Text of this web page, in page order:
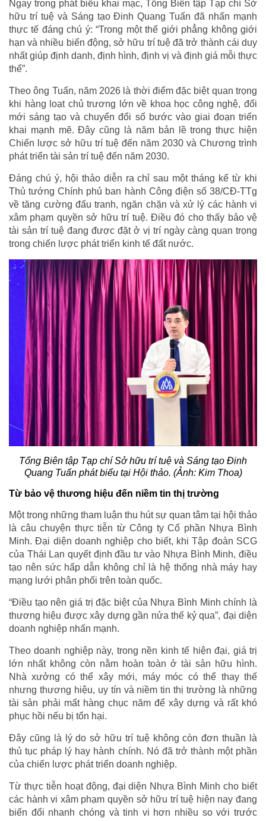
Ngay trong phát biểu khai mạc, Tổng Biên tập Tạp chí Sở
hữu trí tuệ và Sáng tạo Đinh Quang Tuấn đã nhấn mạnh
thực tế đáng chú ý: “Trong một thế giới phẳng không giới
hạn và nhiều biến động, sở hữu trí tuệ đã trở thành cái duy
nhất giúp định danh, định hình, định vị và định giá mỗi thực
thể”.
Theo ông Tuấn, năm 2026 là thời điểm đặc biệt quan trọng
khi hàng loạt chủ trương lớn về khoa học công nghệ, đổi
mới sáng tạo và chuyển đổi số bước vào giai đoạn triển
khai mạnh mẽ. Đây cũng là năm bản lề trong thực hiện
Chiến lược sở hữu trí tuệ đến năm 2030 và Chương trình
phát triển tài sản trí tuệ đến năm 2030.
Đáng chú ý, hội thảo diễn ra chỉ sau một tháng kể từ khi
Thủ tướng Chính phủ ban hành Công điện số 38/CĐ-TTg
về tăng cường đấu tranh, ngăn chặn và xử lý các hành vi
xâm phạm quyền sở hữu trí tuệ. Điều đó cho thấy bảo vệ
tài sản trí tuệ đang được đặt ở vị trí ngày càng quan trọng
trong chiến lược phát triển kinh tế đất nước.
Tổng Biên tập Tạp chí Sở hữu trí tuệ và Sáng tạo Đinh
Quang Tuấn phát biểu tại Hội thảo. (Ảnh: Kim Thoa)
Từ bảo vệ thương hiệu đến niềm tin thị trường
Một trong những tham luận thu hút sự quan tâm tại hội thảo
là câu chuyện thực tiễn từ Công ty Cổ phần Nhựa Bình
Minh. Đại diện doanh nghiệp cho biết, khi Tập đoàn SCG
của Thái Lan quyết định đầu tư vào Nhựa Bình Minh, điều
tạo nên sức hấp dẫn không chỉ là hệ thống nhà máy hay
mạng lưới phân phối trên toàn quốc.
“Điều tạo nên giá trị đặc biệt của Nhựa Bình Minh chính là
thương hiệu được xây dựng gần nửa thế kỷ qua”, đại diện
doanh nghiệp nhấn mạnh.
Theo doanh nghiệp này, trong nền kinh tế hiện đại, giá trị
lớn nhất không còn nằm hoàn toàn ở tài sản hữu hình.
Nhà xưởng có thể xây mới, máy móc có thể thay thế
nhưng thương hiệu, uy tín và niềm tin thị trường là những
tài sản phải mất hàng chục năm để xây dựng và rất khó
phục hồi nếu bị tổn hại.
Đây cũng là lý do sở hữu trí tuệ không còn đơn thuần là
thủ tục pháp lý hay hành chính. Nó đã trở thành một phần
của chiến lược phát triển doanh nghiệp.
Từ thực tiễn hoạt động, đại diện Nhựa Bình Minh cho biết
các hành vi xâm phạm quyền sở hữu trí tuệ hiện nay đang
biến đổi nhanh chóng và tinh vi hơn nhiều so với trước